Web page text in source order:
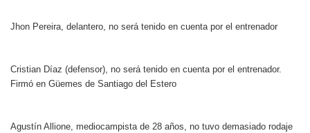
Jhon Pereira, delantero, no será tenido en cuenta por el entrenador
Cristian Díaz (defensor), no será tenido en cuenta por el entrenador.
Firmó en Güemes de Santiago del Estero
Agustín Allione, mediocampista de 28 años, no tuvo demasiado rodaje